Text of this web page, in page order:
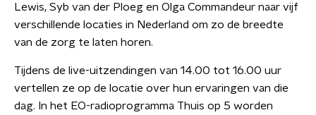
Lewis, Syb van der Ploeg en Olga Commandeur naar vijf
verschillende locaties in Nederland om zo de breedte
van de zorg te laten horen.
Tijdens de live-uitzendingen van 14.00 tot 16.00 uur
vertellen ze op de locatie over hun ervaringen van die
dag. In het EO-radioprogramma Thuis op 5 worden